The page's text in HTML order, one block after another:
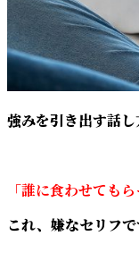
強みを引き出す話し
「誰に食わせても
これ、嫌なセリフで